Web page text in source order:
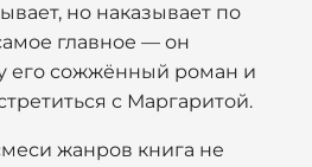
но наказывает по
главное — он
его сожжённый роман и
с Маргаритой.
жанров книга не